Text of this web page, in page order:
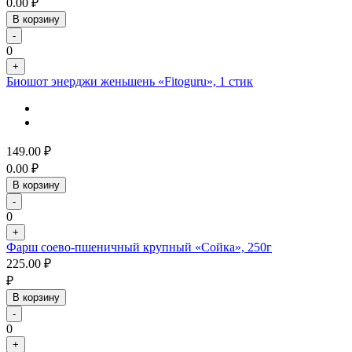
В корзину
-
0
+
Биошот энерджи женьшень «Fitoguru», 1 стик
149.00 ₽
0.00 ₽
В корзину
-
0
+
Фарш соево-пшеничный крупный «Сойка», 250г
225.00 ₽
₽
В корзину
-
0
+